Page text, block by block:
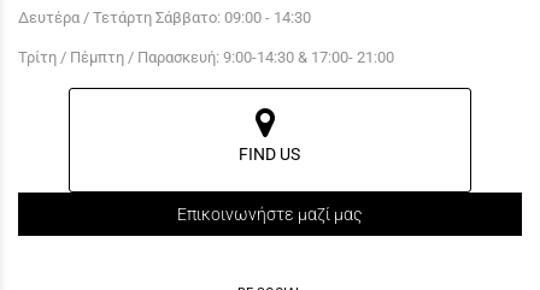
Δευτέρα / Τετάρτη Σάββατο: 09:00 - 14:30
Τρίτη / Πέμπτη / Παρασκευή: 9:00-14:30 & 17:00- 21:00
FIND US
Επικοινωνήστε μαζί μας